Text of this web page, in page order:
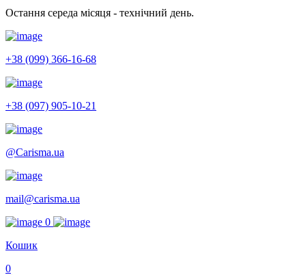
Остання середа місяця - технічний день.
+38 (099) 366-16-68
+38 (097) 905-10-21
@Carisma.ua
mail@carisma.ua
0
Кошик
0